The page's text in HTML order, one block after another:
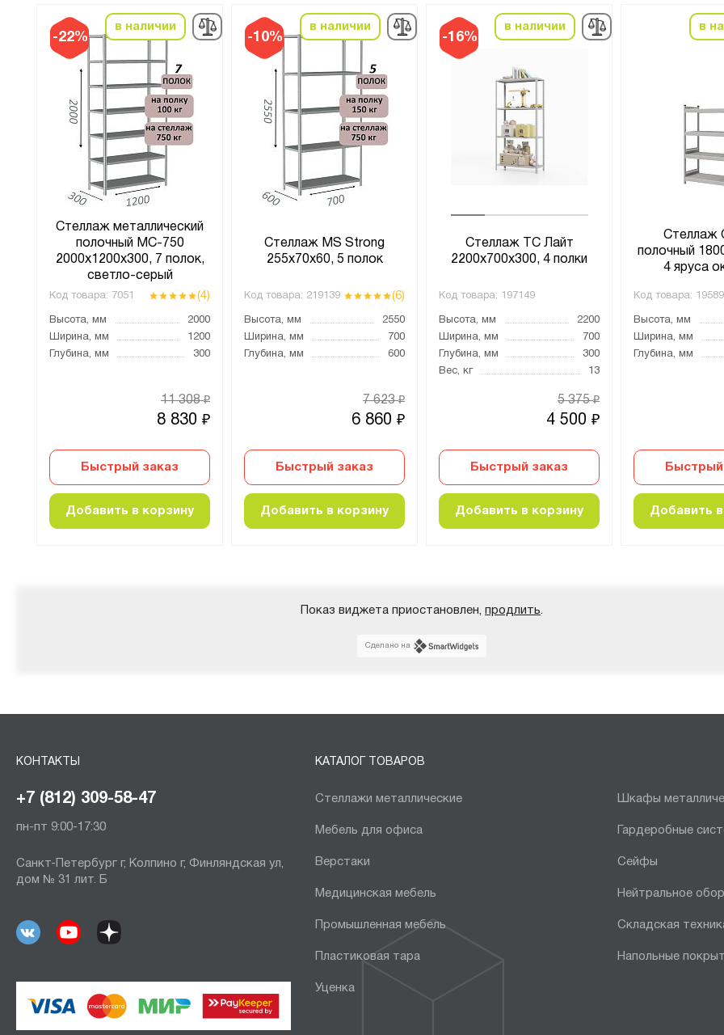
-22%
в наличии
Стеллаж металлический
полочный МС-750
2000х1200х300, 7 полок,
светло-серый
Код товара: 7051 (4)
Высота, мм
2000
Ширина, мм
1200
Глубина, мм
300
8 830 ₽
11 308₽
Быстрый заказ
Добавить в корзину
-10%
в наличии
Стеллаж MS Strong
255х70х60, 5 полок
Код товара: 219139 (6)
Высота, мм
2550
Ширина, мм
700
Глубина, мм
600
6 860 ₽
7 623₽
Быстрый заказ
Добавить в корзину
-16%
в наличии
Стеллаж ТС Лайт
2200х700х300, 4 полки
Код товара: 197149
Высота, мм
2200
Ширина, мм
700
Глубина, мм
300
Вес, кг
13
4 500 ₽
5 375₽
Быстрый заказ
Добавить в корзину
в
Стеллаж
полочный
4 яруса
Код товара:
Высота, мм
Ширина, мм
Глубина, мм
Быстрый
Добавить
Показ виджета приостановлен, продлить.
Сделано на
КОНТАКТЫ
+7 (812) 309-58-47
пн-пт 9:00-17:30
Санкт-Петербург г, Колпино г, Финляндская ул,
дом № 31 лит. Б
КАТАЛОГ ТОВАРОВ
Стеллажи металлические Шкафы
Мебель для офиса Гардеробные
Верстаки Сейфы
Медицинская мебель Нейтральное
Промышленная мебель Складская
Пластиковая тара Напольные
Уценка